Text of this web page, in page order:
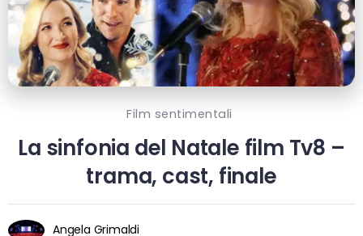
Film sentimentali
La sinfonia del Natale film Tv8 –
trama, cast, finale
Angela Grimaldi